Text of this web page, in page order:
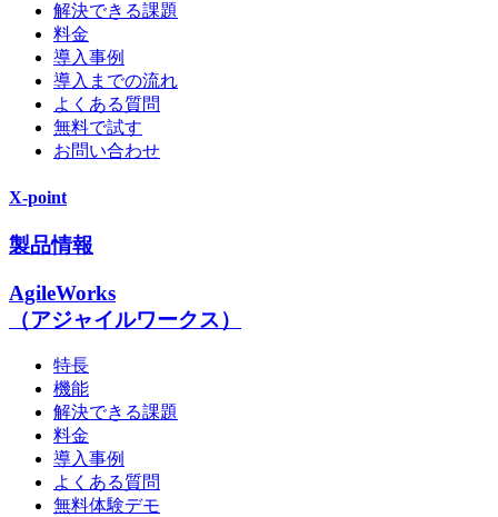
解決できる課題
料金
導入事例
導入までの流れ
よくある質問
無料で試す
お問い合わせ
X-point
製品情報
AgileWorks
（アジャイルワークス）
特長
機能
解決できる課題
料金
導入事例
よくある質問
無料体験デモ